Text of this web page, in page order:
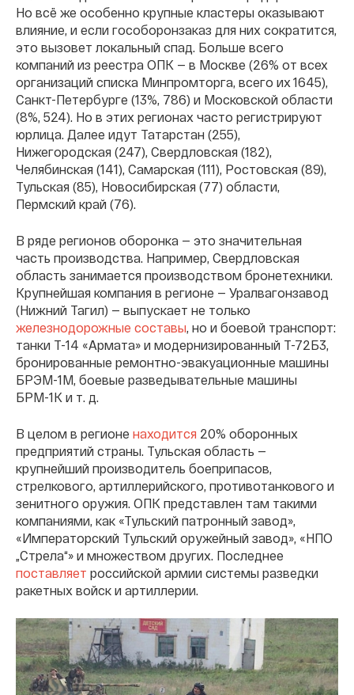
Но всё же особенно крупные кластеры оказывают
влияние, и если гособоронзаказ для них сократится,
это вызовет локальный спад. Больше всего
компаний из реестра ОПК — в Москве (26% от всех
организаций списка Минпромторга, всего их 1645),
Санкт-Петербурге (13%, 786) и Московской области
(8%, 524). Но в этих регионах часто регистрируют
юрлица. Далее идут Татарстан (255),
Нижегородская (247), Свердловская (182),
Челябинская (141), Самарская (111), Ростовская (89),
Тульская (85), Новосибирская (77) области,
Пермский край (76).
В ряде регионов оборонка — это значительная
часть производства. Например, Свердловская
область занимается производством бронетехники.
Крупнейшая компания в регионе — Уралвагонзавод
(Нижний Тагил) — выпускает не только
железнодорожные составы, но и боевой транспорт:
танки Т-14 «Армата» и модернизированный Т-72Б3,
бронированные ремонтно-эвакуационные машины
БРЭМ-1М, боевые разведывательные машины
БРМ-1К и т. д.
В целом в регионе находится 20% оборонных
предприятий страны. Тульская область —
крупнейший производитель боеприпасов,
стрелкового, артиллерийского, противотанкового и
зенитного оружия. ОПК представлен там такими
компаниями, как «Тульский патронный завод»,
«Императорский Тульский оружейный завод», «НПО
„Стрела“» и множеством других. Последнее
поставляет российской армии системы разведки
ракетных войск и артиллерии.